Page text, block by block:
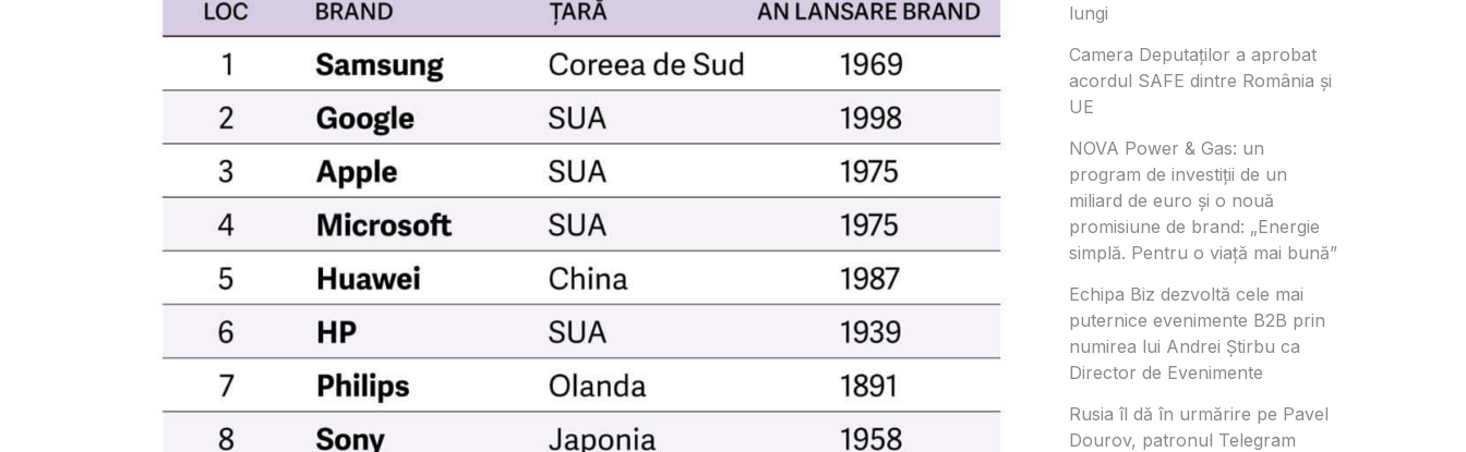
lungi
Camera Deputaților a aprobat
acordul SAFE dintre România și
UE
NOVA Power & Gas: un
program de investiții de un
miliard de euro și o nouă
promisiune de brand: „Energie
simplă. Pentru o viață mai bună”
Echipa Biz dezvoltă cele mai
puternice evenimente B2B prin
numirea lui Andrei Știrbu ca
Director de Evenimente
Rusia îl dă în urmărire pe Pavel
Dourov, patronul Telegram